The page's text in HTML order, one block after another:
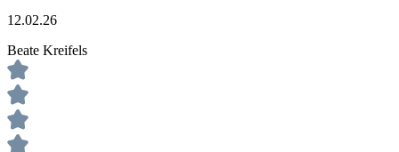
12.02.26
Beate Kreifels